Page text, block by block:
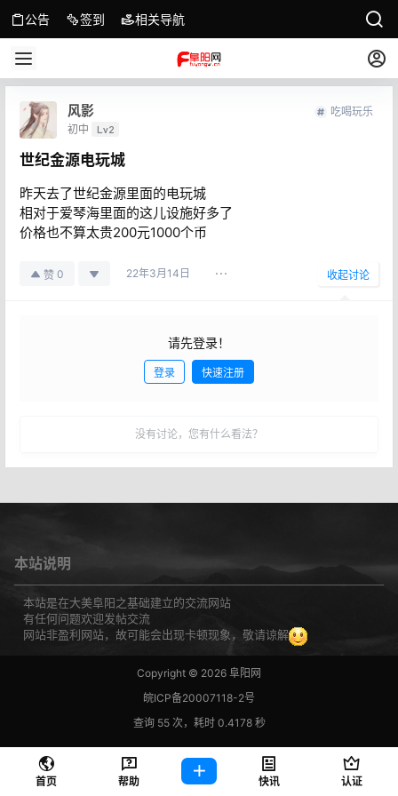
公告 签到 相关导航
风影
初中 Lv2
吃喝玩乐
世纪金源电玩城
昨天去了世纪金源里面的电玩城
相对于爱琴海里面的这儿设施好多了
价格也不算太贵200元1000个币
赞 0 22年3月14日 收起讨论
请先登录！
登录 快速注册
没有讨论，您有什么看法？
本站说明
本站是在大美阜阳之基础建立的交流网站
有任何问题欢迎发帖交流
网站非盈利网站，故可能会出现卡顿现象，敬请谅解
Copyright © 2026 阜阳网
皖ICP备20007118-2号
查询 55 次，耗时 0.4178 秒
首页 帮助 快讯 认证